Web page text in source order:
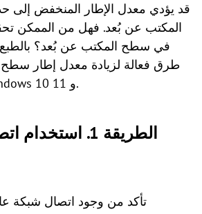
قد يؤدي معدل الإطار المنخفض
المكتب عن بُعد. فهل من الممكن
في سطح المكتب عن بُعد؟
طرق فعالة لزيادة معدل إطار
نظامي التشغيل Windows 10 و 11.
الطريقة 1.
تأكد من وجود اتصال شبكة